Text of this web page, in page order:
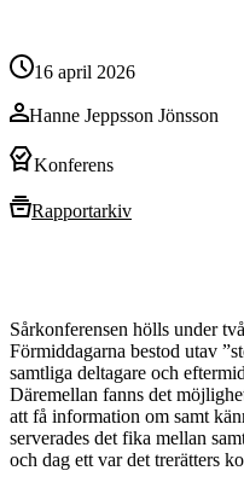
16 april 2026
Hanne Jeppsson Jönsson
Konferens
Rapportarkiv
Sårkonferensen hölls under
Förmiddagarna bestod utav
samtliga deltagare och
Däremellan fanns det
att få information om samt
serverades det fika mellan
och dag ett var det trerätters